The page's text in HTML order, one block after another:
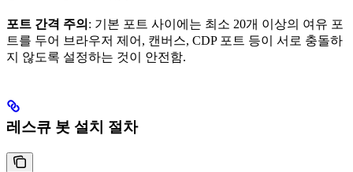
포트 간격 주의 : 기본 포트 사이에는 최소 20개 이상의 여유 포
트를 두어 브라우저 제어, 캔버스, CDP 포트 등이 서로 충돌하
지 않도록 설정하는 것이 안전함.
레스큐 봇 설치 절차